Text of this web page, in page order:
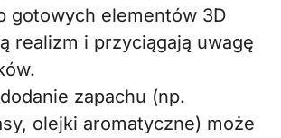
gotowych elementów 3D
realizm i przyciągają uwagę
zapachu (np.
olejki aromatyczne) może